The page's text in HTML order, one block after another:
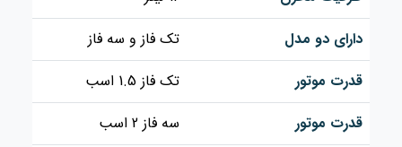
دارای دو مدل
تک فاز و سه فاز
قدرت موتور
تک فاز 1.5 اسب
قدرت موتور
سه فاز 2 اسب